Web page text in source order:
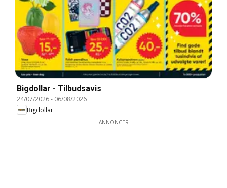
Bigdollar - Tilbudsavis
24/07/2026- 06/08/2026
Bigdollar
ANNONCER